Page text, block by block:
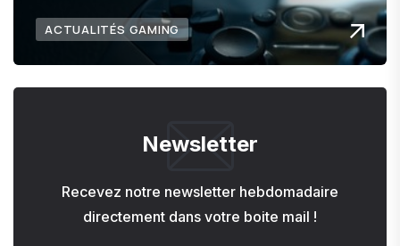
ACTUALITÉS GAMING
Newsletter
Recevez notre newsletter hebdomadaire
directement dans votre boite mail !